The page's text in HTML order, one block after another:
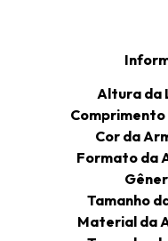
Altura da
Cor da
Formato da
Tamanho
Material da